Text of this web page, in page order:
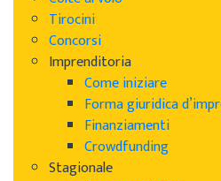
Tirocini
Concorsi
Imprenditoria
Come iniziare
Forma giuridica
Finanziamenti
Crowdfunding
Stagionale